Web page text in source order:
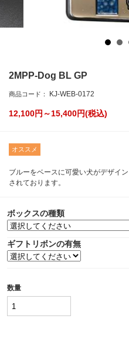
2MPP-Dog BL GP
商品コード： KJ-WEB-0172
12,100円～15,400円(税込)
オススメ
ブルーをベースに可愛い犬がデザイ
されております。
ボックスの種類
ギフトリボンの有無
数量